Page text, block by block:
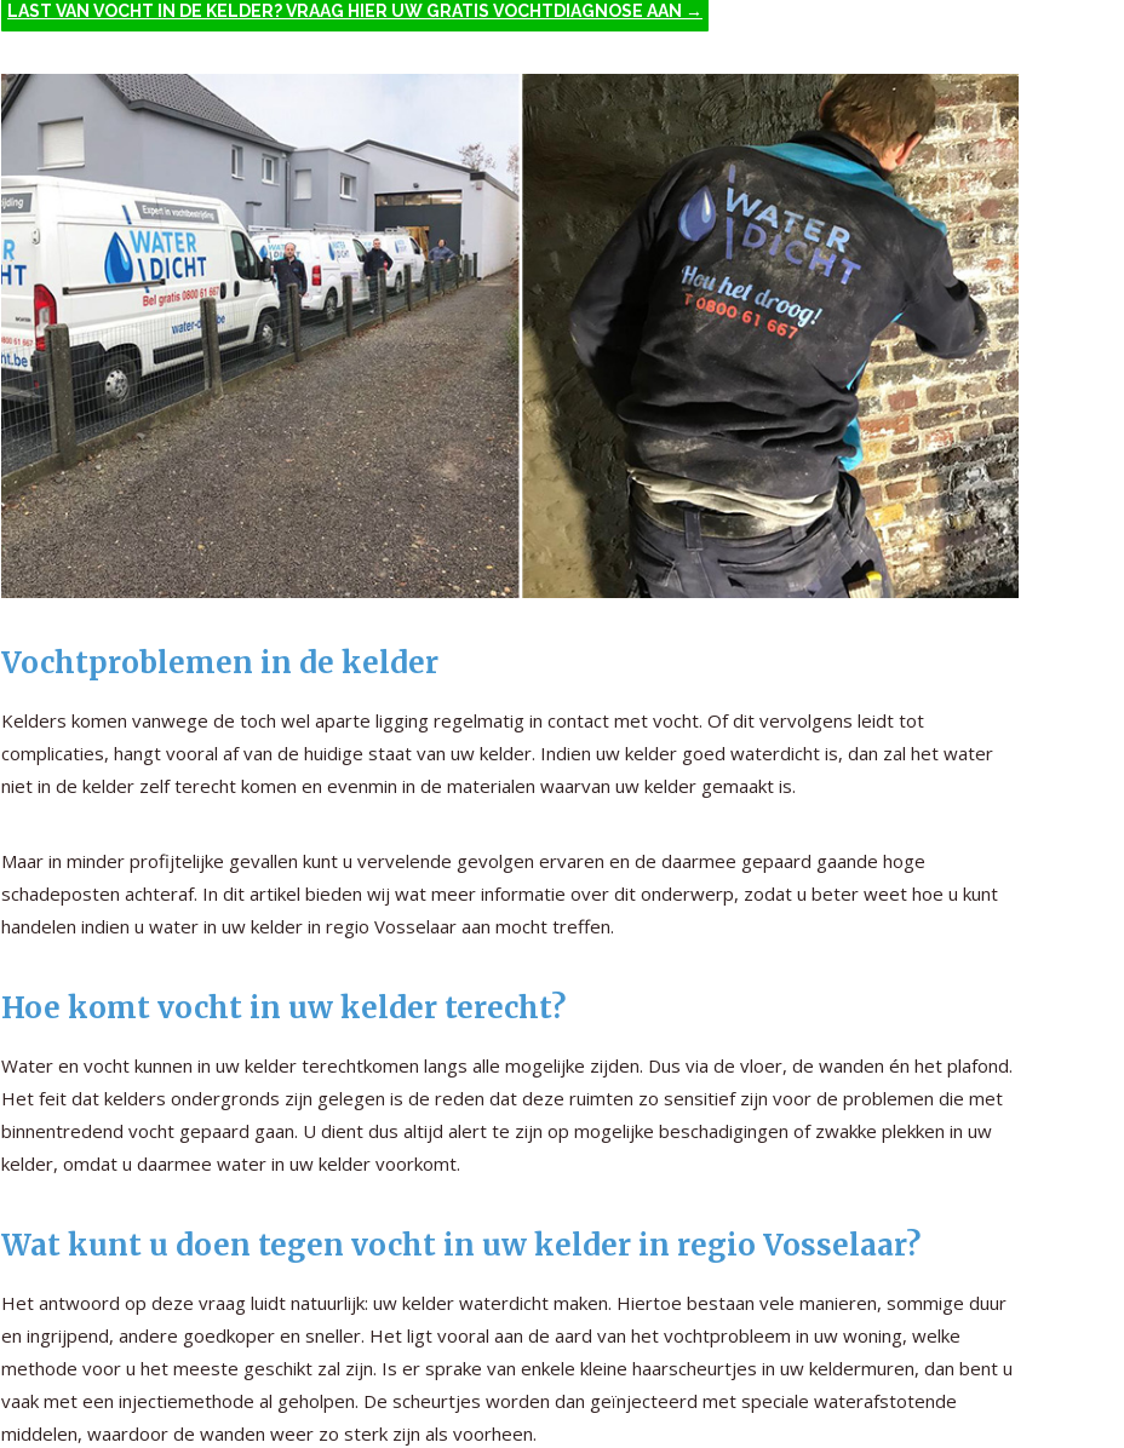
LAST VAN VOCHT IN DE KELDER? VRAAG HIER UW GRATIS VOCHTDIAGNOSE AAN →
Vochtproblemen in de kelder
Kelders komen vanwege de toch wel aparte ligging regelmatig in contact met vocht. Of dit vervolgens leidt tot
complicaties, hangt vooral af van de huidige staat van uw kelder. Indien uw kelder goed waterdicht is, dan zal het water
niet in de kelder zelf terecht komen en evenmin in de materialen waarvan uw kelder gemaakt is.
Maar in minder profijtelijke gevallen kunt u vervelende gevolgen ervaren en de daarmee gepaard gaande hoge
schadeposten achteraf. In dit artikel bieden wij wat meer informatie over dit onderwerp, zodat u beter weet hoe u kunt
handelen indien u water in uw kelder in regio Vosselaar aan mocht treffen.
Hoe komt vocht in uw kelder terecht?
Water en vocht kunnen in uw kelder terechtkomen langs alle mogelijke zijden. Dus via de vloer, de wanden én het plafond.
Het feit dat kelders ondergronds zijn gelegen is de reden dat deze ruimten zo sensitief zijn voor de problemen die met
binnentredend vocht gepaard gaan. U dient dus altijd alert te zijn op mogelijke beschadigingen of zwakke plekken in uw
kelder, omdat u daarmee water in uw kelder voorkomt.
Wat kunt u doen tegen vocht in uw kelder in regio Vosselaar?
Het antwoord op deze vraag luidt natuurlijk: uw kelder waterdicht maken. Hiertoe bestaan vele manieren, sommige duur
en ingrijpend, andere goedkoper en sneller. Het ligt vooral aan de aard van het vochtprobleem in uw woning, welke
methode voor u het meeste geschikt zal zijn. Is er sprake van enkele kleine haarscheurtjes in uw keldermuren, dan bent u
vaak met een injectiemethode al geholpen. De scheurtjes worden dan geïnjecteerd met speciale waterafstotende
middelen, waardoor de wanden weer zo sterk zijn als voorheen.